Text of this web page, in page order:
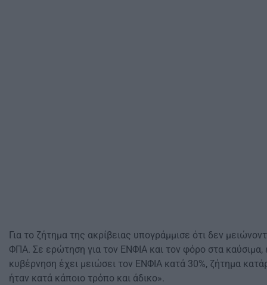
Για το ζήτημα της ακρίβειας υπογράμμισε ότι δεν
ΦΠΑ. Σε ερώτηση για τον ΕΝΦΙΑ και τον φόρο στα
κυβέρνηση έχει μειώσει τον ΕΝΦΙΑ κατά 30%, ζήτημα
ήταν κατά κάποιο τρόπο και άδικο».